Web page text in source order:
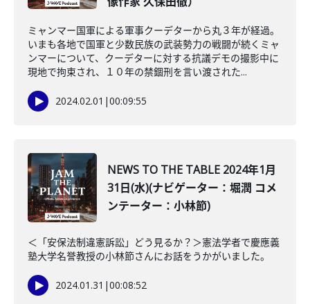
ミャンマー国軍による軍事クーデターから丸３年が経過。
いまも各地で国軍と少数民族の武装勢力の戦闘が続くミャ
ンマーについて、クーデターに対する抗議デモの撮影中に
現地で拘束され、１０年の禁錮刑を言い渡された...
2024.02.01 |00:09:55
NEWS TO THE TABLE 2024年1月
31日(水)(ナビゲーター：堀潤 コメ
ンテーター：小林節)
＜「安保法制違憲訴訟」どう見るか？＞憲法学者で慶應義
塾大学名誉教授の小林節さんにお話をうかがいました。
2024.01.31 |00:08:52